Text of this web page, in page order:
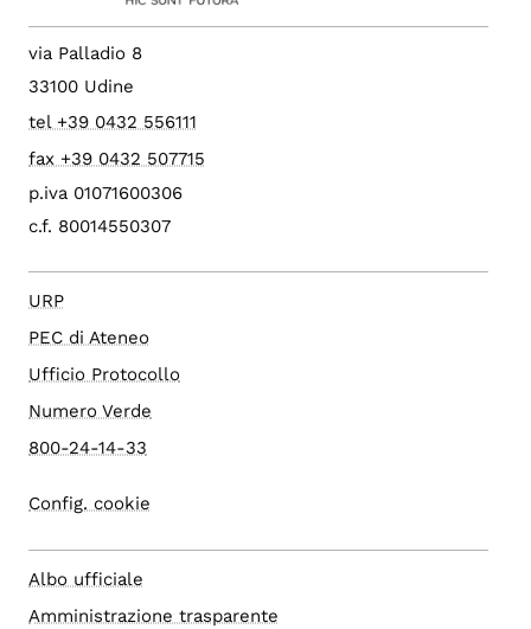
via Palladio 8
33100 Udine
tel +39 0432 556111
fax +39 0432 507715
p.iva 01071600306
c.f. 80014550307
URP
PEC di Ateneo
Ufficio Protocollo
Numero Verde
800-24-14-33
Config. cookie
Albo ufficiale
Amministrazione trasparente